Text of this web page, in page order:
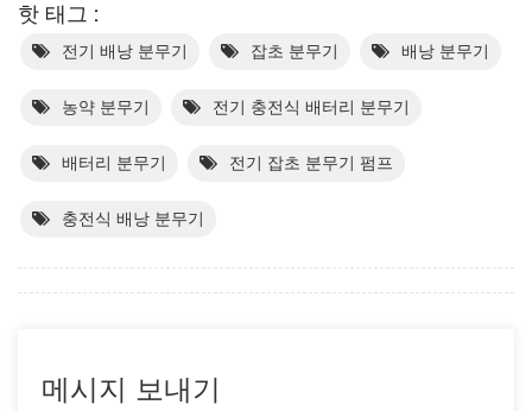
핫 태그 :
전기 배낭 분무기 잡초 분무기 배낭 분무기
농약 분무기 전기 충전식 배터리 분무기
배터리 분무기 전기 잡초 분무기 펌프
충전식 배낭 분무기
메시지 보내기